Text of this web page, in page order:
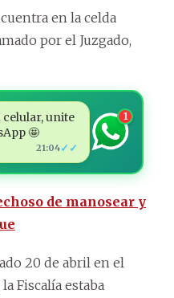
en la celda
por el Juzgado,
celular, unite
🤩
21:04✓✓
1
de manosear y
20 de abril en el
Fiscalía estaba